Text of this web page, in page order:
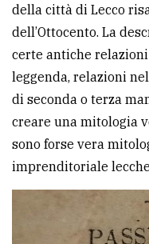
PRIVACY
Privacy
policy
Cookie
policy
della città di Lecco
dell’Ottocento. La
certe antiche
leggenda, relazioni
di seconda o terza
creare una mitologia
sono forse vera
imprenditoriale